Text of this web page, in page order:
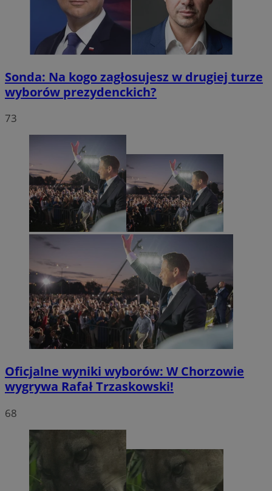
Sonda: Na kogo zagłosujesz w drugiej turze
wyborów prezydenckich?
73
Oficjalne wyniki wyborów: W Chorzowie
wygrywa Rafał Trzaskowski!
68